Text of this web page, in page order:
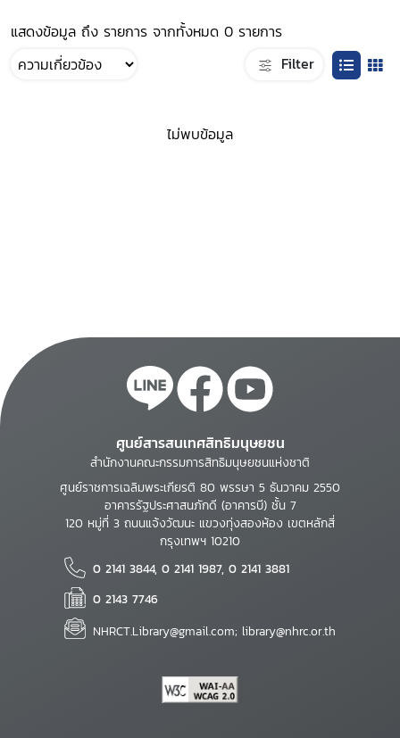
แสดงข้อมูล ถึง รายการ จากทั้งหมด 0 รายการ
Filter
ไม่พบข้อมูล
ศูนย์สารสนเทศสิทธิมนุษยชน
สำนักงานคณะกรรมการสิทธิมนุษยชนแห่งชาติ
ศูนย์ราชการเฉลิมพระเกียรติ 80 พรรษา 5 ธันวาคม 2550
อาคารรัฐประศาสนภักดี (อาคารบี) ชั้น 7
120 หมู่ที่ 3 ถนนแจ้งวัฒนะ แขวงทุ่งสองห้อง เขตหลักสี่
กรุงเทพฯ 10210
0 2141 3844, 0 2141 1987, 0 2141 3881
0 2143 7746
NHRCT.Library@gmail.com; library@nhrc.or.th